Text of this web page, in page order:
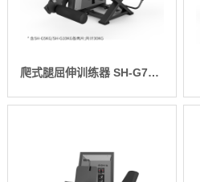
爬式腿屈伸训练器 SH-G7809